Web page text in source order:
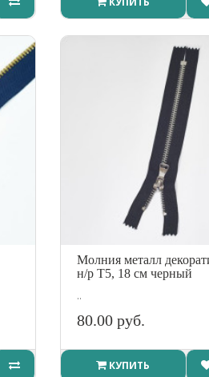
Молния металл
н/р Т5, 18 см черный
..
80.00 руб.
КУПИТЬ